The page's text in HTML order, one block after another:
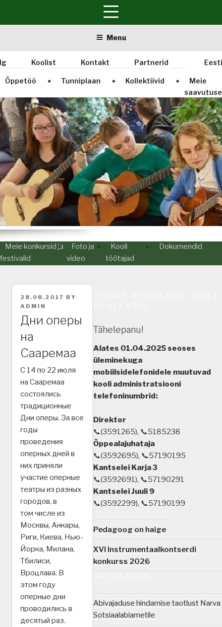
Menu
Koolist Kontakt Partnerid
Õppetöö Tunniplaan Kollektiivid
Meie
Meie konkursid ja
festivalid
Foto ja
video
Kooli
töötajad
Dokumendid
POSTED
ON
28.08.2017 BY
ADMIN
Дни оперы
на
Сааремаа
С 14 по 22 июля
на Сааремаа
состоялись
традиционные
Дни оперы. За все
годы
проведения
оперных дней в
них приняли
участие оперные
театры из разных
городов, в
том числе из
Москвы, Анкары,
Риги, Киева, Нью-
Йорка, Милана,
Тбилиси,
Вроцлава. В
этом году
оперные дни
проводились в
десятый раз.
Tähelepanu!
Alates 01.04.2025 seoses
üleminekuga
mobiilsidelefonidele muutuvad
kooli administratsiooni
telefoninumbrid:
Direktor
📞(3591265), 📞5185238
Õppealajuhataja
📞(3592695), 📞57190195
Kantselei Karja 3
📞(3592691), 📞57190291
Kantselei Juuli 9
📞(3592299), 📞57190199
Pedagoog on haige
XVI Instrumentaalkontserdi
konkurss 2026
Abivajaduse hindamise taotlust Narva
Sotsiaalabiametile